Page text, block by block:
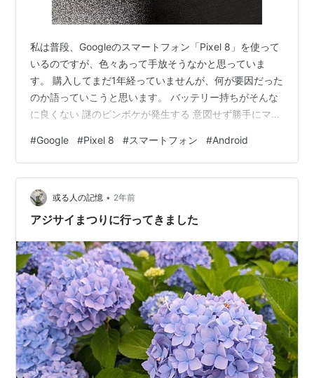
私は普段、Googleのスマートフォン「Pixel 8」を使って
いるのですが、色々あって手放そうなかと思っていま
す。 購入してまだ1年経っていませんが、何が要因だった
のか語っていこうと思います。 バッテリー持ちがそんな
に良くない 謎のピンボケが発生する 意図せず勝手にマク
が大きくなった 重い、分厚い 指紋認証精度が悪い さい
ごに バッテリー持ちがそんなに良くない 私は以前、Pixel
5を愛用していたのですが、それとは比べ物にならないく
らい電池持ちが悪いです。 Pixel 8のバッテリー容量は
4575mAh、Pixel 5のバッテリー容量は…
#Google #Pixel 8 #スマートフォン #Android
或る人の記憶 • 2年前
アジサイまつりに行ってきました